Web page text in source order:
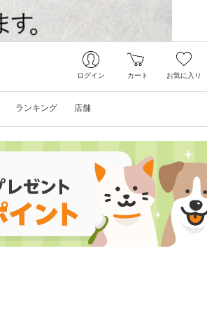
ログイン カート お気に入り
ランキング 店舗